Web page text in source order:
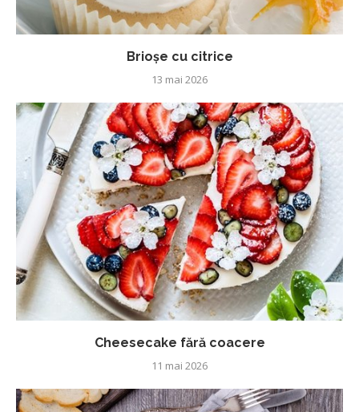
Brioșe cu citrice
13 mai 2026
Cheesecake fără coacere
11 mai 2026